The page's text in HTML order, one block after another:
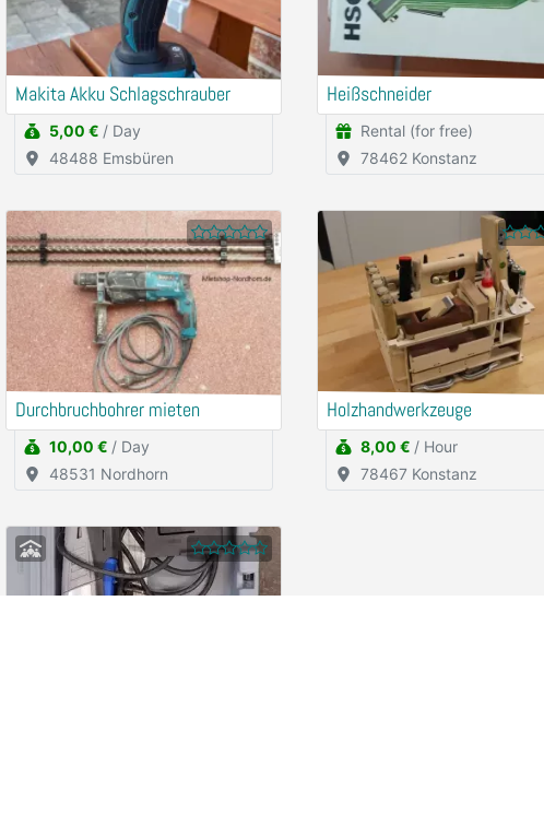
Makita Akku Schlagschrauber
5,00 € / Day
48488 Emsbüren
Heißschneider
Rental (for free)
78462 Konstanz
Durchbruchbohrer mieten
10,00 € / Day
48531 Nordhorn
Holzhandwerkzeuge
8,00 € / Hour
78467 Konstanz